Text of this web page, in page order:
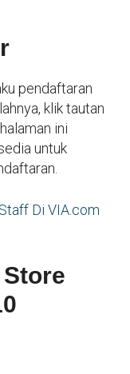
pendaftaran
klik tautan
ini
untuk
Di VIA.com